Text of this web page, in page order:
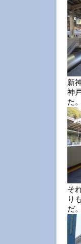
新
神
た。
そ
り
だ。